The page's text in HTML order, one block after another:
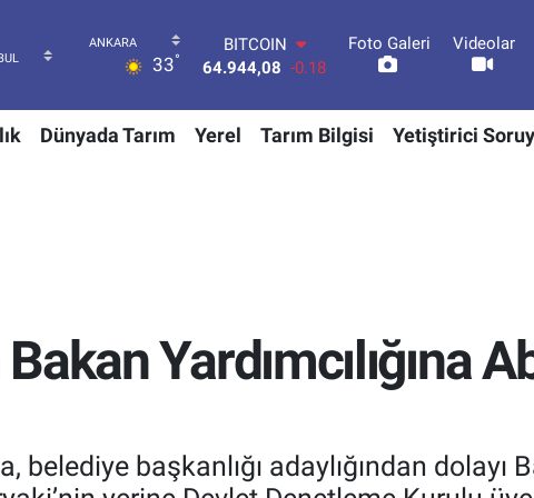
33°
DOLAR
47,7436
0.18
55,2510 0.32
STERLİN
Foto Galeri Videolar
Dünyada Tarım Yerel Tarım Bilgisi Yetiştirici
Yardımcılığına
belediye başkanlığı adaylığından dolayı